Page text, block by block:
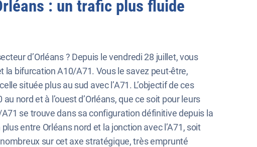
: un trafic plus fluide
d’Orléans ? Depuis le vendredi 28 juillet, vous
la bifurcation A10/A71. Vous le savez peut-être,
située plus au sud avec l’A71. L’objectif de ces
nord et à l’ouest d’Orléans, que ce soit pour leurs
se trouve dans sa configuration définitive depuis la
entre Orléans nord et la jonction avec l’A71, soit
sur cet axe stratégique, très emprunté